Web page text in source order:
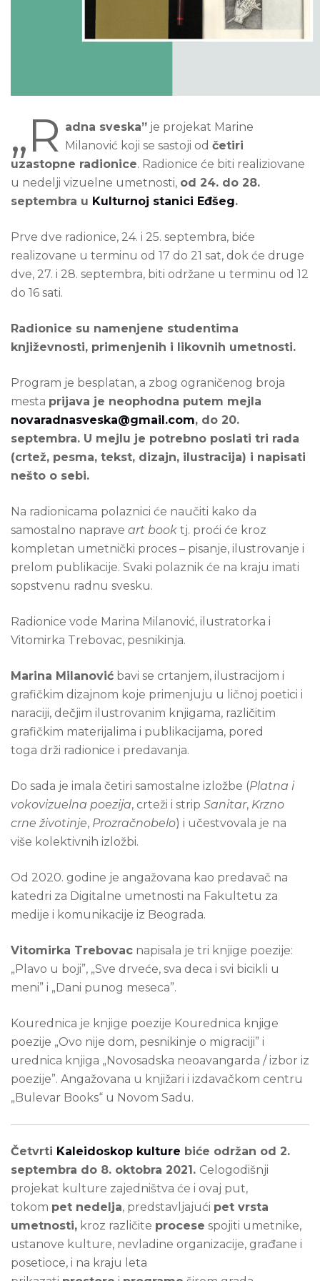
„R adna sveska” je projekat Marine
Milanović koji se sastoji odčetiri
uzastopne radionice. Radionice će biti realiziovane
u nedelji vizuelne umetnosti, od 24. do 28.
septembra u Kulturnoj stanici Eđšeg.
Prve dve radionice, 24. i 25. septembra, biće
realizovane u terminu od 17 do 21 sat, dok će druge
dve, 27. i 28. septembra, biti održane u terminu od 12
do 16 sati.
Radionice su namenjene studentima
književnosti, primenjenih i likovnih umetnosti.
Program je besplatan, a zbog ograničenog broja
mesta prijava je neophodna putem mejla
novaradnasveska@gmail.com, do 20.
septembra. U mejlu je potrebno poslati tri rada
(crtež, pesma, tekst, dizajn, ilustracija) i napisati
nešto o sebi.
Na radionicama polaznici će naučiti kako da
samostalno naprave art book tj. proći će kroz
kompletan umetnički proces – pisanje, ilustrovanje i
prelom publikacije. Svaki polaznik će na kraju imati
sopstvenu radnu svesku.
Radionice vode Marina Milanović, ilustratorka i
Vitomirka Trebovac, pesnikinja.
Marina Milanović bavi se crtanjem, ilustracijom i
grafičkim dizajnom koje primenjuju u ličnoj poetici i
naraciji, dečjim ilustrovanim knjigama, različitim
grafičkim materijalima i publikacijama, pored
toga drži radionice i predavanja.
Do sada je imala četiri samostalne izložbe (Platna i
vokovizuelna poezija, crteži i strip Sanitar, Krzno
crne životinje, Prozračnobelo) i učestvovala je na
više kolektivnih izložbi.
Od 2020. godine je angažovana kao predavač na
katedri za Digitalne umetnosti na Fakultetu za
medije i komunikacije iz Beograda.
Vitomirka Trebovac napisala je tri knjige poezije:
„Plavo u boji”, „Sve drveće, sva deca i svi bicikli u
meni” i „Dani punog meseca”.
Kourednica je knjige poezije Kourednica knjige
poezije „Ovo nije dom, pesnikinje o migraciji” i
urednica knjiga „Novosadska neoavangarda / izbor iz
poezije”. Angažovana u knjižari i izdavačkom centru
„Bulevar Books“ u Novom Sadu.
Četvrti Kaleidoskop kulture biće održan od 2.
septembra do 8. oktobra 2021. Celogodišnji
projekat kulture zajedništva će i ovaj put,
tokom pet nedelja, predstavljajući pet vrsta
umetnosti, kroz različite procese spojiti umetnike,
ustanove kulture, nevladine organizacije, građane i
posetioce, i na kraju leta